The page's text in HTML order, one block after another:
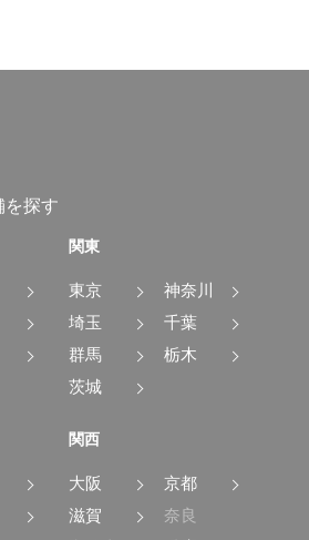
を探す
関東
東京
神奈川
埼玉
千葉
群馬
栃木
茨城
関西
大阪
京都
滋賀
奈良